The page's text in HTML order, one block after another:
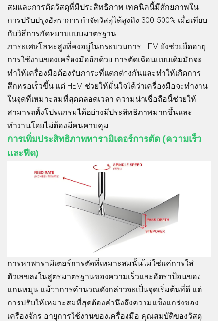
สมและการตัดวัสดุที่มีประสิทธิภาพ เทคนิคนี้มีศักยภาพใน
การปรับปรุงอัตราการกำจัดวัสดุได้สูงถึง 300-500% เมื่อเทียบ
กับวิธีการกัดหยาบแบบมาตรฐาน
ภาระเศษโลหะสูงที่คงอยู่ในกระบวนการ HEM ยังช่วยยืดอายุ
การใช้งานของเครื่องมืออีกด้วย การตัดเฉือนแบบเดิมมักจะ
ทำให้เครื่องมือต้องรับภาระที่แตกต่างกันและทำให้เกิดการ
สึกหรอเร็วขึ้น แต่ HEM ช่วยให้มั่นใจได้ว่าเครื่องมือจะทำงาน
ในจุดที่เหมาะสมที่สุดตลอดเวลา ความน่าเชื่อถือนี้ช่วยให้
สามารถตั้งโปรแกรมได้อย่างมีประสิทธิภาพมากขึ้นและ
ทำงานโดยไม่ต้องมีคนควบคุม
การเพิ่มประสิทธิภาพพารามิเตอร์การตัด (ความเร็ว
และฟีด)
การหาพารามิเตอร์การตัดที่เหมาะสมนั้นไม่ใช่แค่การใส่
ตัวเลขลงในสูตรมาตรฐานของความเร็วและอัตราป้อนของ
แกนหมุน แม้ว่าการคำนวณดังกล่าวจะเป็นจุดเริ่มต้นที่ดี แต่
การปรับให้เหมาะสมที่สุดต้องคำนึงถึงความแข็งแกร่งของ
เครื่องจักร อายุการใช้งานของเครื่องมือ คุณสมบัติของวัสดุ